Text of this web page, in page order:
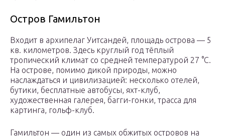
Остров Гамильтон
Входит в архипелаг Уитсандей, площадь острова — 5
кв. километров. Здесь круглый год тёплый
тропический климат со средней температурой 27 °C.
На острове, помимо дикой природы, можно
наслаждаться и цивилизацией: несколько отелей,
бутики, бесплатные автобусы, яхт-клуб,
художественная галерея, багги-гонки, трасса для
картинга, гольф-клуб.
Гамильтон — один из самых обжитых островов на